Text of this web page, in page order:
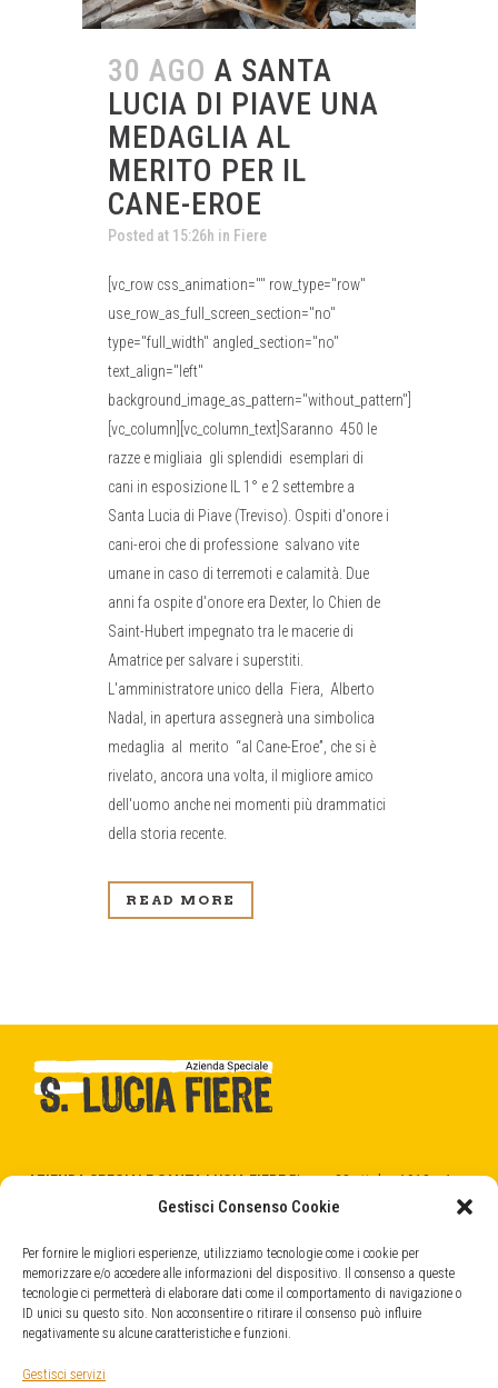
Gestisci Consenso Cookie
Per fornire le migliori esperienze, utilizziamo tecnologie come i cookie per
memorizzare e/o accedere alle informazioni del dispositivo. Il consenso a queste
tecnologie ci permetterà di elaborare dati come il comportamento di navigazione o
ID unici su questo sito. Non acconsentire o ritirare il consenso può influire
negativamente su alcune caratteristiche e funzioni.
Gestisci servizi
30 AGO A SANTA
LUCIA DI PIAVE UNA
MEDAGLIA AL
MERITO PER IL
CANE-EROE
Posted at 15:26h in Fiere
[vc_row css_animation="" row_type="row"
use_row_as_full_screen_section="no"
type="full_width" angled_section="no"
text_align="left"
background_image_as_pattern="without_pattern"]
[vc_column][vc_column_text]Saranno 450 le
razze e migliaia gli splendidi esemplari di
cani in esposizione IL 1° e 2 settembre a
Santa Lucia di Piave (Treviso). Ospiti d'onore i
cani-eroi che di professione salvano vite
umane in caso di terremoti e calamità. Due
anni fa ospite d'onore era Dexter, lo Chien de
Saint-Hubert impegnato tra le macerie di
Amatrice per salvare i superstiti.
L'amministratore unico della Fiera, Alberto
Nadal, in apertura assegnerà una simbolica
medaglia al merito “al Cane-Eroe”, che si è
rivelato, ancora una volta, il migliore amico
dell'uomo anche nei momenti più drammatici
della storia recente.
READ MORE
AZIENDA SPECIALE SANTA LUCIA FIEREPiazza 28 ottobre 1918 n.1
31025 Santa Lucia di Piave (TV)
cod. SDI -5RUO82D
QUARTIERE FIERISTICO
Strada Provinciale, 45
31025 Santa Lucia di Piave (TV)